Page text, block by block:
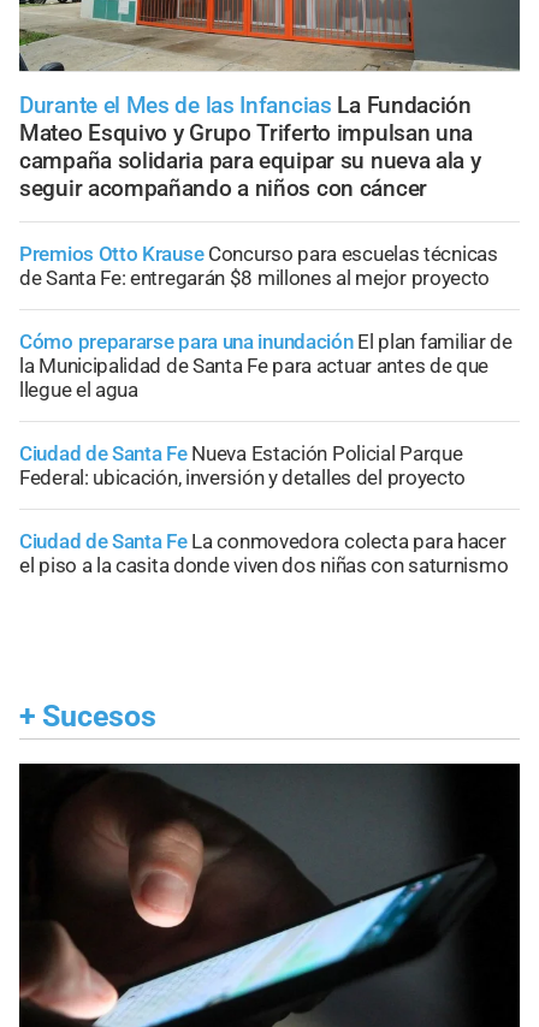
Durante el Mes de las Infancias La Fundación
Mateo Esquivo y Grupo Triferto impulsan una
campaña solidaria para equipar su nueva ala y
seguir acompañando a niños con cáncer
Premios Otto Krause Concurso para escuelas técnicas
de Santa Fe: entregarán $8 millones al mejor proyecto
Cómo prepararse para una inundación El plan familiar de
la Municipalidad de Santa Fe para actuar antes de que
llegue el agua
Ciudad de Santa Fe Nueva Estación Policial Parque
Federal: ubicación, inversión y detalles del proyecto
Ciudad de Santa Fe La conmovedora colecta para hacer
el piso a la casita donde viven dos niñas con saturnismo
+ Sucesos